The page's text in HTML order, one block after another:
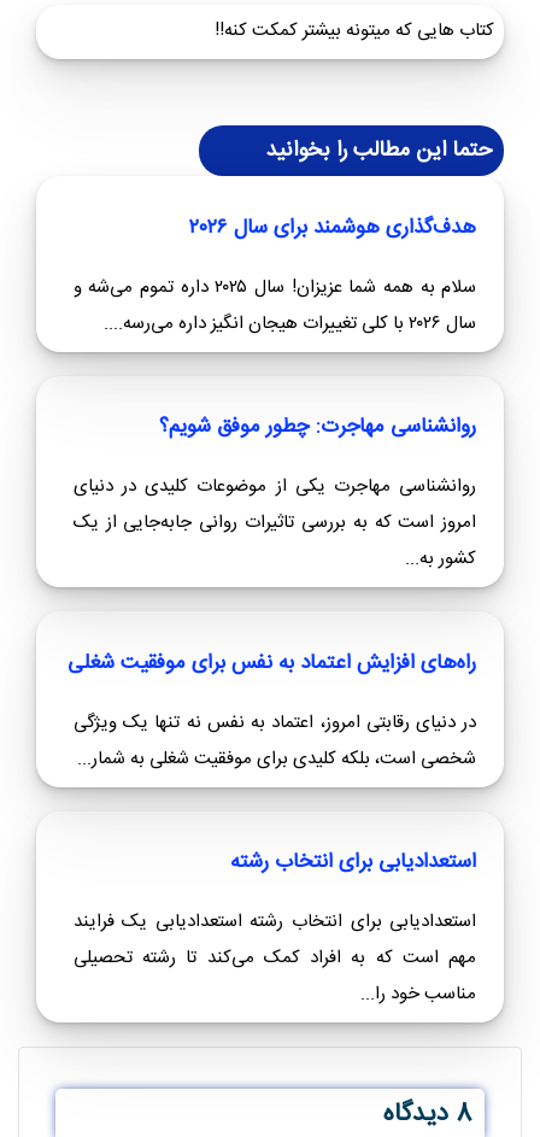
کتاب هایی که میتونه بیشتر کمکت کنه!!
حتما این مطالب را بخوانید
هدف‌گذاری هوشمند برای سال ۲۰۲۶
سلام به همه شما عزیزان! سال ۲۰۲۵ داره تموم می‌شه و
سال ۲۰۲۶ با کلی تغییرات هیجان‌ انگیز داره می‌رسه....
روانشناسی مهاجرت: چطور موفق شویم؟
روانشناسی مهاجرت یکی از موضوعات کلیدی در دنیای
امروز است که به بررسی تاثیرات روانی جابه‌جایی از یک
کشور به...
راه‌های افزایش اعتماد به نفس برای موفقیت شغلی
در دنیای رقابتی امروز، اعتماد به نفس نه تنها یک ویژگی
شخصی است، بلکه کلیدی برای موفقیت شغلی به شمار...
استعدادیابی برای انتخاب رشته
استعدادیابی برای انتخاب رشته استعدادیابی یک فرایند
مهم است که به افراد کمک می‌کند تا رشته تحصیلی
مناسب خود را...
8 دیدگاه